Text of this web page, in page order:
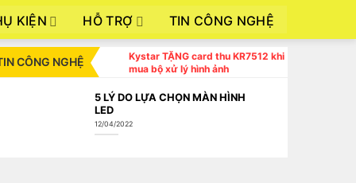
KIỆN HỖ TRỢ TIN CÔNG NGHỆ
CÔNG NGHỆ
Kystar TẶNG card thu KR7512 khi
mua bộ xử lý hình ảnh
5 LÝ DO LỰA CHỌN MÀN HÌNH
LED
12/04/2022